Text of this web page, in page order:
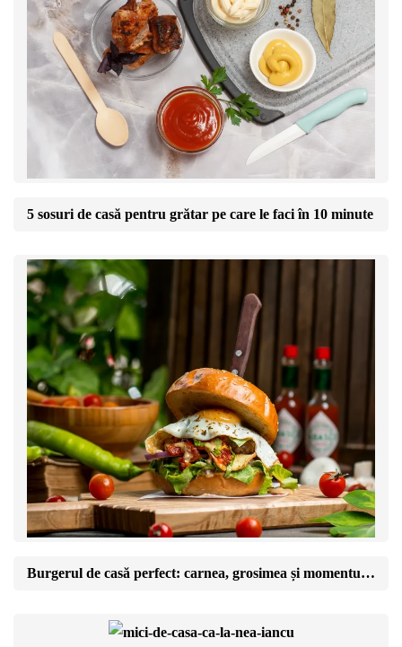
5 sosuri de casă pentru grătar pe care le faci în 10 minute
Burgerul de casă perfect: carnea, grosimea și momentul în care îl întorci